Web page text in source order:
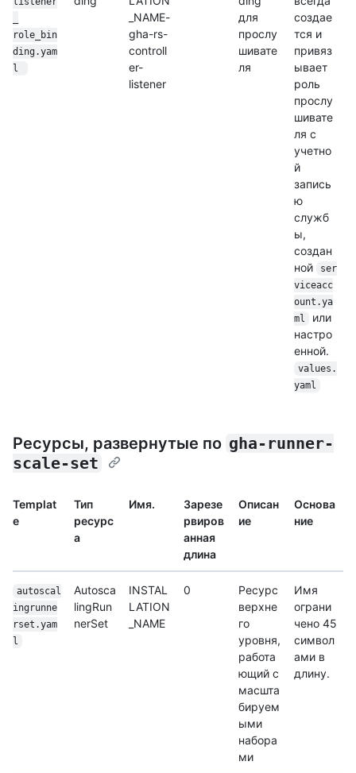
role_bin
ding.yam
l
_NAME-
gha-rs-
controll
er-
listener
для
прослу
шивате
ля
создае
тся и
привяз
ывает
роль
прослу
шивате
ля с
учетно
й
запись
ю
служб
ы,
создан
ной
ser
viceacc
ount.ya
ml
или
настро
енной.
values.
yaml
Ресурсы, развернутые по gha-runner-
scale-set
Templat
e
Тип
ресурс
а
Имя.
Зарезе
рвиров
анная
длина
Описан
ие
Основа
ние
autoscal
ingrunne
rset.yam
l
Autosca
lingRun
nerSet
INSTAL
LATION
_NAME
0
Ресурс
верхне
го
уровня,
работа
ющий с
масшта
бируем
ыми
набора
ми
Имя
ограни
чено 45
символ
ами в
длину.